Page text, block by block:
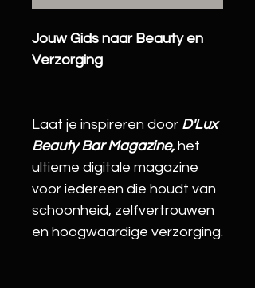
Jouw Gids naar Beauty en
Verzorging
Laat je inspireren door D'Lux
Beauty Bar Magazine, het
ultieme digitale magazine
voor iedereen die houdt van
schoonheid, zelfvertrouwen
en hoogwaardige verzorging.